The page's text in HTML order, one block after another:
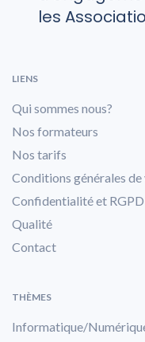
les
LIENS
Qui sommes nous?
Nos formateurs
Nos tarifs
Conditions générales de
Confidentialité et RGPD
Qualité
Contact
THÈMES
Informatique/